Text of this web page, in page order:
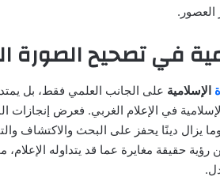
العصور.
في تصحيح الصورة
الإسلامية على الجانب العلمي فقط، بل
في الإعلام الغربي. فعرض إنجازات
يزال دينًا يحفز على البحث والاكتشاف
حقيقة مغايرة عما قد يتداوله الإعلام،